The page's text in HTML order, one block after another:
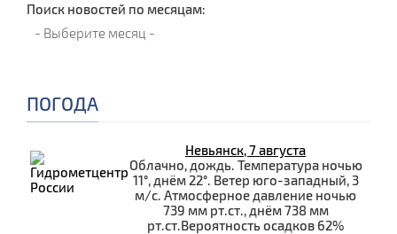
Поиск новостей по месяцам:
ПОГОДА
Невьянск, 7 августа
Облачно, дождь. Температура ночью
11°, днём 22°. Ветер юго-западный, 3
м/с. Атмосферное давление ночью
739 мм рт.ст., днём 738 мм
рт.ст.Вероятность осадков 62%